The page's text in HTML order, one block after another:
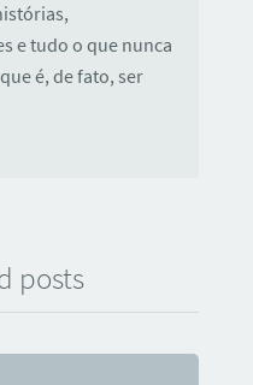
e tudo o que nunca
é, de fato, ser
posts